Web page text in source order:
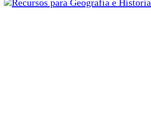
Recursos para Geografía e Historia